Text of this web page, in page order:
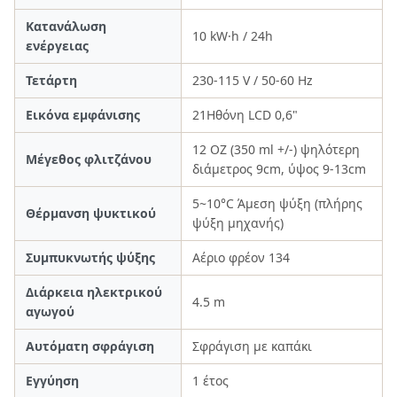
Κατανάλωση
ενέργειας
10 kW·h / 24h
Τετάρτη 230-115 V / 50-60 Hz
Εικόνα εμφάνισης 21Ηθόνη LCD 0,6"
Μέγεθος φλιτζάνου
12 OZ (350 ml +/-) ψηλότερη
διάμετρος 9cm, ύψος 9-13cm
Θέρμανση ψυκτικού
5~10°C Άμεση ψύξη (πλήρης
ψύξη μηχανής)
Συμπυκνωτής ψύξης Αέριο φρέον 134
Διάρκεια ηλεκτρικού
αγωγού
4.5 m
Αυτόματη σφράγιση Σφράγιση με καπάκι
Εγγύηση 1 έτος